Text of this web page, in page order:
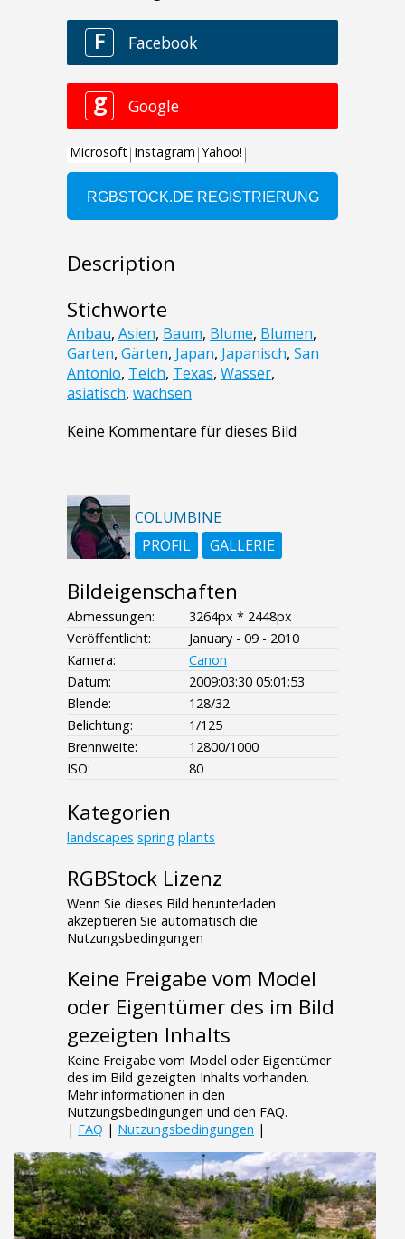
Description
Stichworte
Anbau, Asien, Baum, Blume, Blumen,
Garten, Gärten, Japan, Japanisch, San
Antonio, Teich, Texas, Wasser,
asiatisch, wachsen
Keine Kommentare für dieses Bild
COLUMBINE
PROFIL
GALLERIE
Bildeigenschaften
Abmessungen:
3264px * 2448px
Veröffentlicht:
January - 09 - 2010
Kamera:
Canon
Datum:
2009:03:30 05:01:53
Blende:
128/32
Belichtung:
1/125
Brennweite:
12800/1000
ISO:
80
Kategorien
landscapes spring plants
RGBStock Lizenz
Wenn Sie dieses Bild herunterladen
akzeptieren Sie automatisch die
Nutzungsbedingungen
Keine Freigabe vom Model
oder Eigentümer des im Bild
gezeigten Inhalts
Keine Freigabe vom Model oder Eigentümer
des im Bild gezeigten Inhalts vorhanden.
Mehr informationen in den
Nutzungsbedingungen und den FAQ.
| FAQ | Nutzungsbedingungen |